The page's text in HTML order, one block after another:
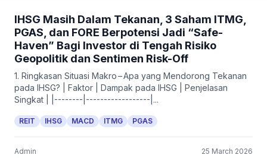
IHSG Masih Dalam Tekanan, 3 Saham ITMG,
PGAS, dan FORE Berpotensi Jadi “Safe-
Haven” Bagi Investor di Tengah Risiko
Geopolitik dan Sentimen Risk-Off
1. Ringkasan Situasi Makro – Apa yang Mendorong Tekanan
pada IHSG? | Faktor | Dampak pada IHSG | Penjelasan
Singkat | |--------|------------------|...
REIT IHSG MACD ITMG PGAS
Admin 25 March 2026